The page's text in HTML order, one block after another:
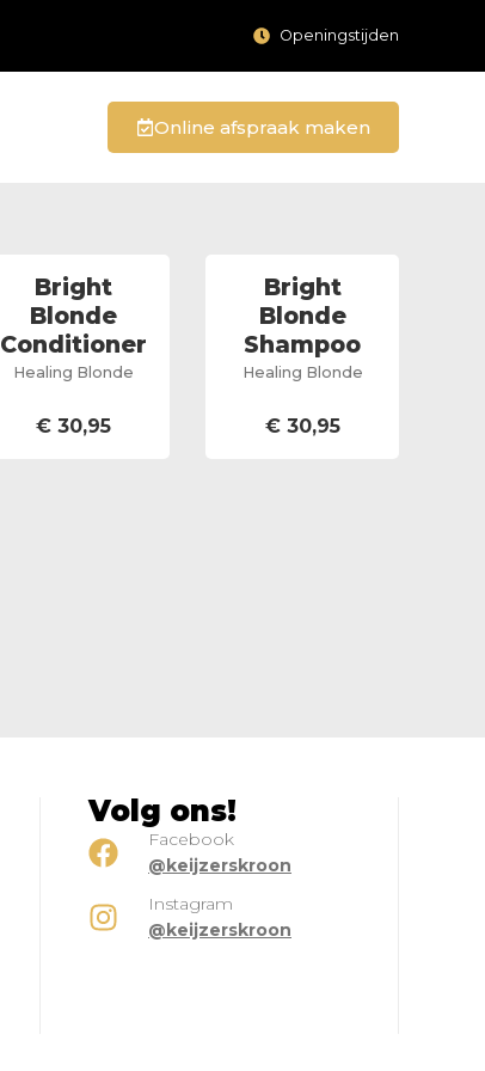
Openingstijden
Online afspraak maken
Bright
Blonde
Conditioner
Healing Blonde
€30,95
Bright
Blonde
Shampoo
Healing Blonde
€30,95
Volg ons!
Facebook
@keijzerskroon
Instagram
@keijzerskroon